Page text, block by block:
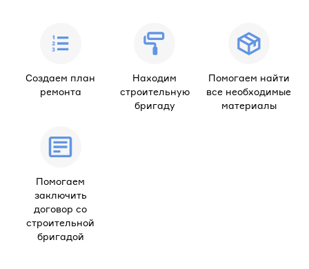
Создаем план
ремонта
Находим
строительную
бригаду
Помогаем найти
все необходимые
материалы
Помогаем
заключить
договор со
строительной
бригадой